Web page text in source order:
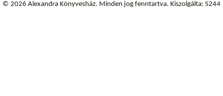
© 2026 Alexandra Könyvesház. Minden jog fenntartva. Kiszolgálta: S244